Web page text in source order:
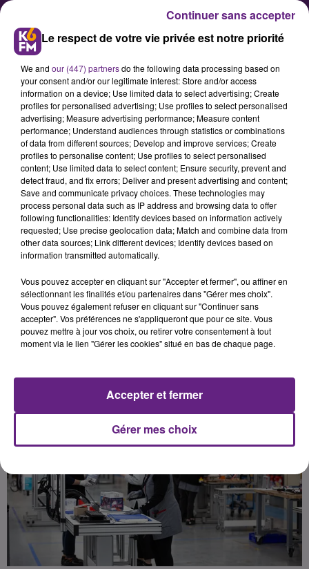
Une nouvelle activité pour le
groupe SEB à Is-sur-Tille
Thierry de La Tour d’Artaise, le
président du groupe SEB, a dévoilé
ce vendredi la nouvelle activité de
reconditionnement du groupe à Is-
partenaires locaux.
Publié : 26 avril 2025 à 7h00 par la rédac
Le respect de votre vie privée est notre priorité
We and our (447) partnersdo the following data processing based on
your consent and/or our legitimate interest: Store and/or access
information on a device; Use limited data to select advertising; Create
profiles for personalised advertising; Use profiles to select personalised
advertising; Measure advertising performance; Measure content
performance; Understand audiences through statistics or combinations
of data from different sources; Develop and improve services; Create
profiles to personalise content; Use profiles to select personalised
content; Use limited data to select content; Ensure security, prevent and
detect fraud, and fix errors; Deliver and present advertising and content;
Save and communicate privacy choices. These technologies may
process personal data such as IP address and browsing data to offer
following functionalities: Identify devices based on information actively
requested; Use precise geolocation data; Match and combine data from
other data sources; Link different devices; Identify devices based on
information transmitted automatically.
Vous pouvez accepter en cliquant sur "Accepter et fermer", ou affiner en
sélectionnant les finalités et/ou partenaires dans "Gérer mes choix".
Vous pouvez également refuser en cliquant sur "Continuer sans
accepter". Vos préférences ne s'appliqueront que pour ce site. Vous
pouvez mettre à jour vos choix, ou retirer votre consentement à tout
moment via le lien "Gérer les cookies" situé en bas de chaque page.
Gérer mes choix
Accepter et fermer
Continuer sans accepter